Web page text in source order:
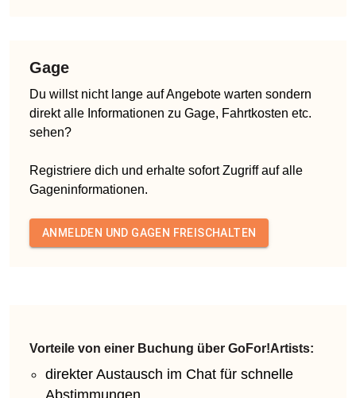
Gage
Du willst nicht lange auf Angebote warten sondern
direkt alle Informationen zu Gage, Fahrtkosten etc.
sehen?
Registriere dich und erhalte sofort Zugriff auf alle
Gageninformationen.
ANMELDEN UND GAGEN FREISCHALTEN
Vorteile von einer Buchung über GoFor!Artists:
direkter Austausch im Chat für schnelle
Abstimmungen